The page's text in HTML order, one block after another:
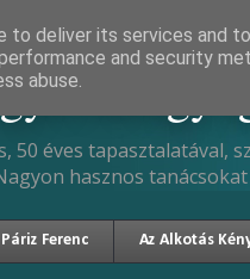
50 éves
hasznos
Ferenc Az Alkotás
to deliver its services and
and security
abuse.